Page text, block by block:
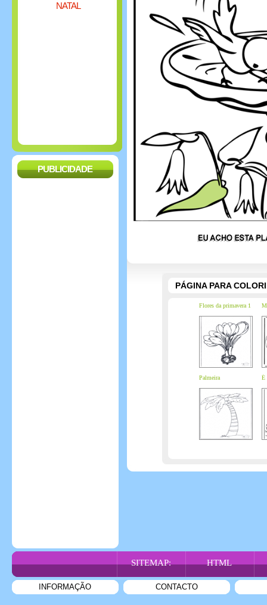
NATAL
PUBLICIDADE
PÁGINA PARA
Flores da primavera 1
Palmeira É
SITEMAP: HTML
INFORMAÇÃO CONTACTO